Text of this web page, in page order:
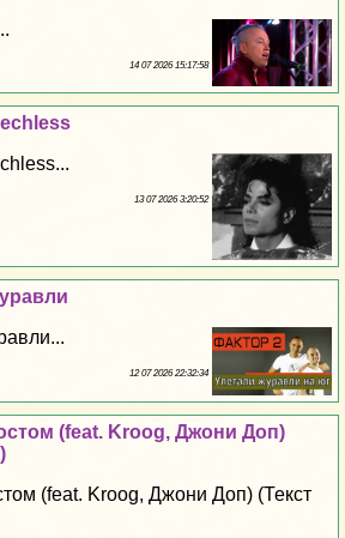
14 07 2026 15:17:58
13 07 2026 3:20:52
12 07 2026 22:32:34
(feat. Kroog, Джони Доп)
(feat. Kroog, Джони Доп) (Текст